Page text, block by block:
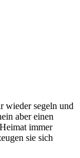
wieder segeln und
aber einen
immer
sie sich